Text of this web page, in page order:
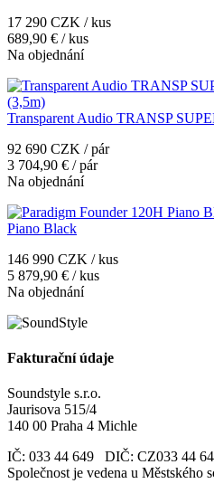
17 290 CZK / kus
689,90 € / kus
Na objednání
Transparent Audio TRANSP
92 690 CZK / pár
3 704,90 € / pár
Na objednání
Piano Black
146 990 CZK / kus
5 879,90 € / kus
Na objednání
Fakturační údaje
Soundstyle s.r.o.
Jaurisova 515/4
140 00 Praha 4 Michle
IČ: 033 44 649 DIČ: CZ033 44
Společnost je vedena u Městského